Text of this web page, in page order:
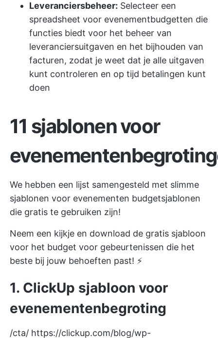
Leveranciersbeheer: Selecteer een
spreadsheet voor evenementbudgetten die
functies biedt voor het beheer van
leveranciersuitgaven en het bijhouden van
facturen, zodat je weet dat je alle uitgaven
kunt controleren en op tijd betalingen kunt
doen
11 sjablonen voor
We hebben een lijst samengesteld met slimme
sjablonen voor evenementen budgetsjablonen
die gratis te gebruiken zijn!
Neem een kijkje en download de gratis sjabloon
voor het budget voor gebeurtenissen die het
beste bij jouw behoeften past! ⚡
1. ClickUp sjabloon voor
evenementenbegroting
/cta/ https://clickup.com/blog/wp-